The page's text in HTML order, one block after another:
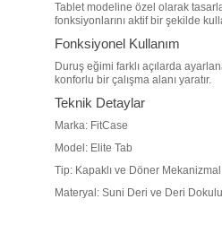
Tablet modeline özel olarak
fonksiyonlarını aktif bir şekilde
Fonksiyonel Kullanım
Duruş eğimi farklı açılarda
konforlu bir çalışma alanı yaratır.
Teknik Detaylar
Marka: FitCase
Model: Elite Tab
Tip: Kapaklı ve Döner Mekanizmalı
Materyal: Suni Deri ve Deri